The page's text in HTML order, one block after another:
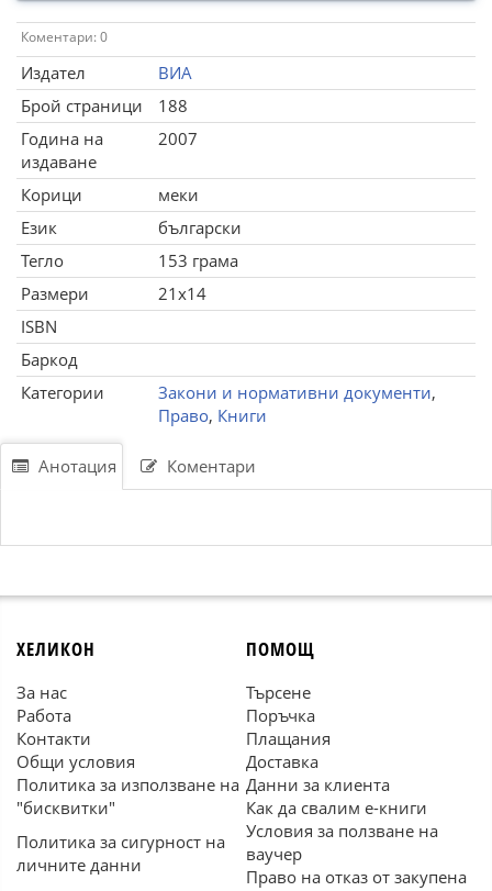
Коментари: 0
Издател
ВИА
Брой страници
188
Година на
издаване
2007
Корици
меки
Език
български
Тегло
153 грама
Размери
21x14
ISBN
Баркод
Категории
Закони и нормативни документи,
Право, Книги
Анотация Коментари
ХЕЛИКОН
За нас
Работа
Контакти
Общи условия
Политика за използване на
"бисквитки"
Политика за сигурност на
личните данни
ПОМОЩ
Търсене
Поръчка
Плащания
Доставка
Данни за клиента
Как да свалим е-книги
Условия за ползване на
ваучер
Право на отказ от закупена